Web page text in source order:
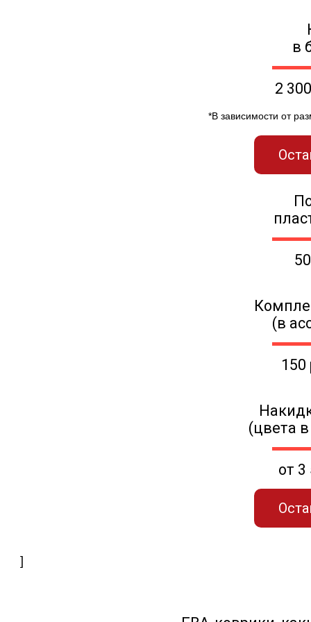
в
2
*В зависимости от
(в
(цвета
от 3
]